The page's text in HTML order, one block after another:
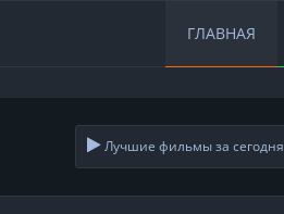
ГЛАВНАЯ
Лучшие фильмы за сегодня